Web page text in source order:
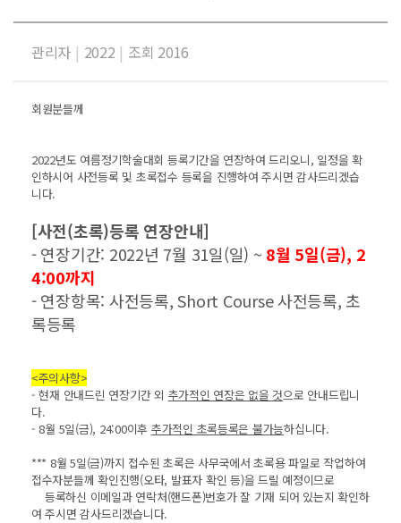
관리자 | 2022 | 조회 2016
회원분들께
2022년도 여름정기학술대회 등록기간을 연장하여 드리오니, 일정을 확
인하시어 사전등록 및 초록접수 등록을 진행하여 주시면 감사드리겠습
니다.
[사전(초록)등록 연장안내]
- 연장기간: 2022년 7월 31일(일) ~ 8월 5일(금), 2
4:00까지
- 연장항목: 사전등록, Short Course 사전등록, 초
록등록
<주의사항>
- 현재 안내드린 연장기간 외 추가적인 연장은 없을 것으로 안내드립니
다.
- 8월 5일(금), 24:00이후 추가적인 초록등록은 불가능하십니다.
*** 8월 5일(금)까지 접수된 초록은 사무국에서 초록용 파일로 작업하여
접수자분들께 확인진행(오타, 발표자 확인 등)을 드릴 예정이므로
등록하신 이메일과 연락처(핸드폰)번호가 잘 기재 되어 있는지 확인하
여 주시면 감사드리겠습니다.